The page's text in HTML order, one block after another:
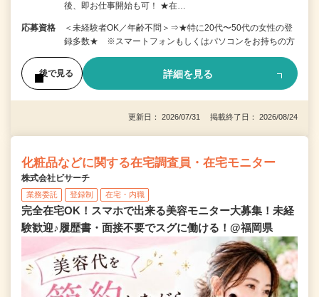
後、即お仕事開始も可！ ★在…
応募資格
＜未経験者OK／年齢不問＞⇒★特に20代〜50代の女性の登
録多数★ ※スマートフォンもしくはパソコンをお持ちの方
後で見る 詳細を見る
更新日： 2026/07/31 掲載終了日： 2026/08/24
化粧品などに関する在宅調査員・在宅モニター
株式会社ビサーチ
業務委託 登録制 在宅・内職
完全在宅OK！スマホで出来る美容モニター大募集！未経
験歓迎♪履歴書・面接不要でスグに働ける！@福岡県